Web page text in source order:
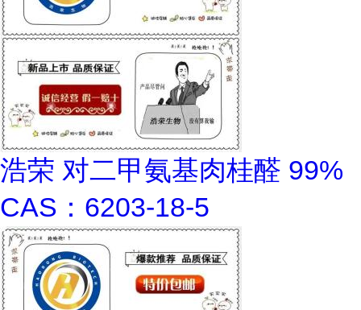
浩荣 对二甲氨基肉桂醛 99%
CAS：6203-18-5